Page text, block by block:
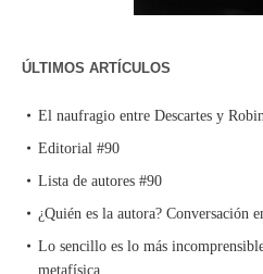
ÚLTIMOS ARTÍCULOS
El naufragio entre Descartes y
Editorial #90
Lista de autores #90
¿Quién es la autora? Conversación
Lo sencillo es lo más
metafísica